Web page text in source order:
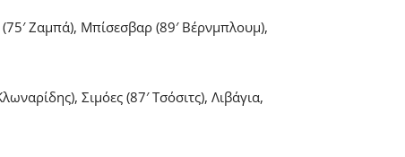
Ζαμπά), Μπίσεσβαρ (89′ Βέρνμπλουμ),
Σιμόες (87′ Τσόσιτς), Λιβάγια,